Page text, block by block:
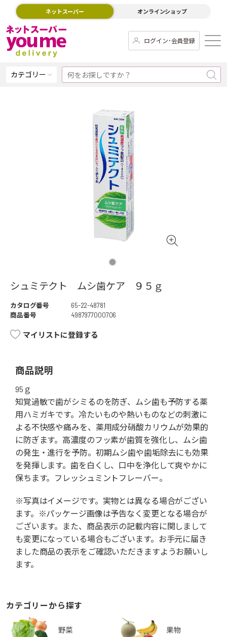
ネットスーパー オンラインショップ
ログイン･会員登録
カテゴリー
シュミテクト ムシ歯ケア ９５ｇ
カタログ番号
65-22-48781
商品番号
4987977000706
マイリストに登録する
商品説明
95ｇ
知覚過敏で歯がシミるのを防ぎ、ムシ歯も予防する薬
用ハミガキです。冷たいものや熱いものなどの刺激に
よる不快感や痛みを、薬用成分硝酸カリウムが効果的
に防ぎます。高濃度のフッ素が歯質を強化し、ムシ歯
の発生・進行を予防。初期ムシ歯や歯垢除去にも効果
を発揮します。歯を白くし、口中を浄化して爽やかに
保ちます。フレッシュミントフレーバー。
※写真はイメージです。実物とは異なる場合がござい
ます。※パッケージ画像は予告なく変更となる場合が
ございます。また、商品表示の記載内容に関しまして
も変更になっている場合もございます。お手元に届き
ました商品の表示をご確認いただきますようお願いし
ます。
カテゴリーから探す